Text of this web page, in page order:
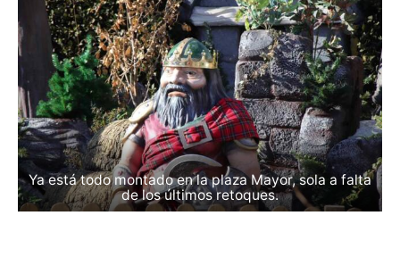
Ya está todo montado en la plaza Mayor, sola a falta
de los últimos retoques.